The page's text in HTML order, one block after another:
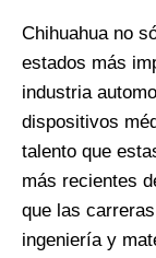
Chihuahua no
estados más
industria
dispositivos
talento que
más recientes
que las
ingeniería y